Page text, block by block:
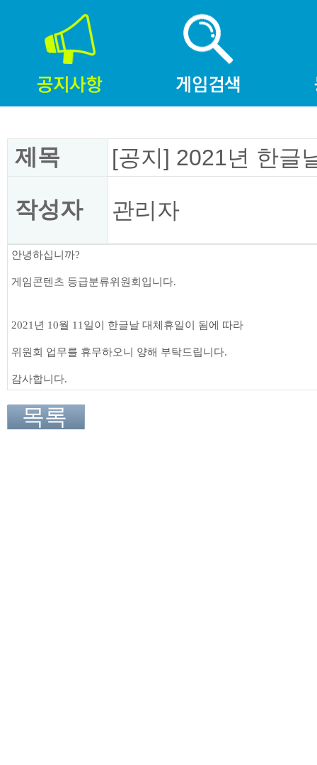
제목 [공지] 2021년 한글
작성자 관리자
안녕하십니까?
게임콘텐츠 등급분류위원회입니다.
2021년 10월 11일이 한글날 대체휴일이 됨에 따라
위원회 업무를 휴무하오니 양해 부탁드립니다.
감사합니다.
목록